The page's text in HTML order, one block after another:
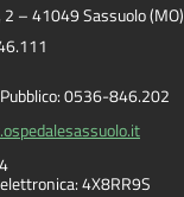
2 – 41049 Sassuolo (MO)
0536-846.202
4X8RR9S